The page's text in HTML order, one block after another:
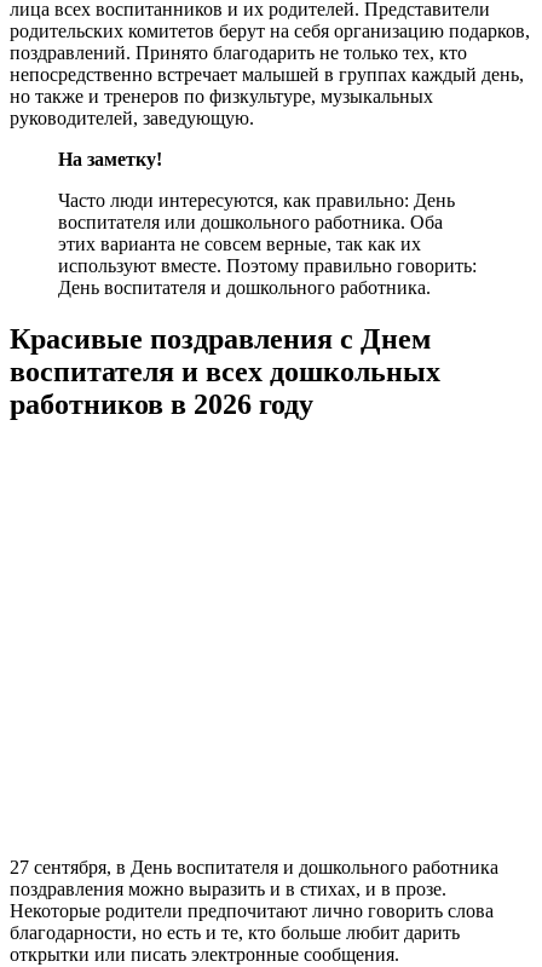
лица всех воспитанников и их родителей. Представители
родительских комитетов берут на себя организацию подарков,
поздравлений. Принято благодарить не только тех, кто
непосредственно встречает малышей в группах каждый день,
но также и тренеров по физкультуре, музыкальных
руководителей, заведующую.
На заметку!
Часто люди интересуются, как правильно: День
воспитателя или дошкольного работника. Оба
этих варианта не совсем верные, так как их
используют вместе. Поэтому правильно говорить:
День воспитателя и дошкольного работника.
Красивые поздравления с Днем
воспитателя и всех дошкольных
работников в 2026 году
27 сентября, в День воспитателя и дошкольного работника
поздравления можно выразить и в стихах, и в прозе.
Некоторые родители предпочитают лично говорить слова
благодарности, но есть и те, кто больше любит дарить
открытки или писать электронные сообщения.